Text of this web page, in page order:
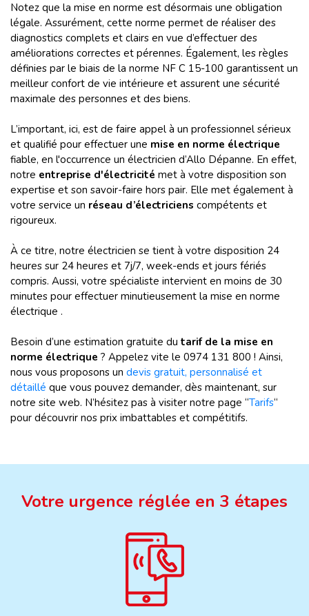
Notez que la mise en norme est désormais une obligation
légale. Assurément, cette norme permet de réaliser des
diagnostics complets et clairs en vue d’effectuer des
améliorations correctes et pérennes. Également, les règles
définies par le biais de la norme NF C 15-100 garantissent un
meilleur confort de vie intérieure et assurent une sécurité
maximale des personnes et des biens.
L’important, ici, est de faire appel à un professionnel sérieux
et qualifié pour effectuer une mise en norme électrique
fiable, en l'occurrence un électricien d’Allo Dépanne. En effet,
notre entreprise d'électricité met à votre disposition son
expertise et son savoir-faire hors pair. Elle met également à
votre service un réseau d’électriciens compétents et
rigoureux.
À ce titre, notre électricien se tient à votre disposition 24
heures sur 24 heures et 7j/7, week-ends et jours fériés
compris. Aussi, votre spécialiste intervient en moins de 30
minutes pour effectuer minutieusement la mise en norme
électrique .
Besoin d’une estimation gratuite du tarif de la mise en
norme électrique ? Appelez vite le 0974 131 800 ! Ainsi,
nous vous proposons un devis gratuit, personnalisé et
détaillé que vous pouvez demander, dès maintenant, sur
notre site web. N’hésitez pas à visiter notre page “Tarifs“
pour découvrir nos prix imbattables et compétitifs.
Votre urgence réglée en 3 étapes